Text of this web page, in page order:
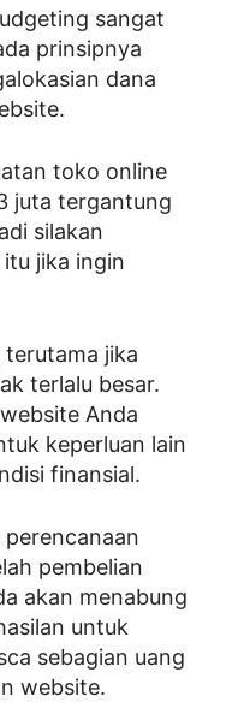
sangat
prinsipnya
dana
toko online
juta tergantung
silakan
jika ingin
jika
terlalu besar.
Anda
keperluan lain
finansial.
pembelian
akan menabung
untuk
sebagian uang
website.